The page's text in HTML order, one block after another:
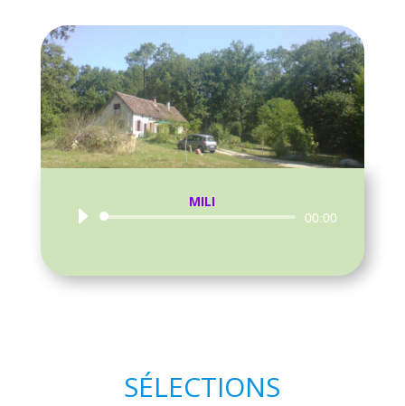
MILI
Lecteur
00:00
SÉLECTIONS